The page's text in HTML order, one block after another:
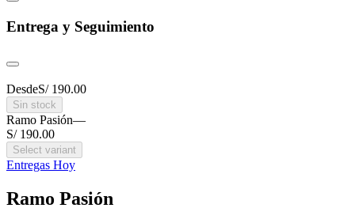
Entrega y Seguimiento
DesdeS/ 190.00
Sin stock
Ramo Pasión—
S/ 190.00
Select variant
Entregas Hoy
Ramo Pasión